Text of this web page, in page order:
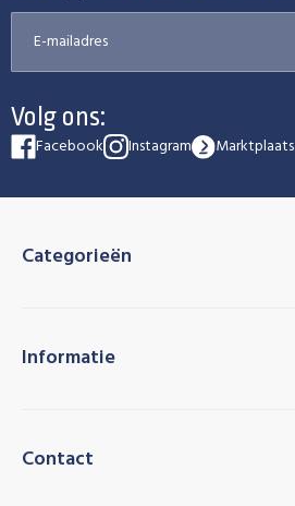
Volg ons:
Facebook Instagram Marktplaats
Categorieën
Informatie
Contact